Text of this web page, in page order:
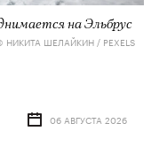
на Эльбрус
НИКИТА ШЕЛАЙКИН / PEXELS
06 АВГУСТА 2026